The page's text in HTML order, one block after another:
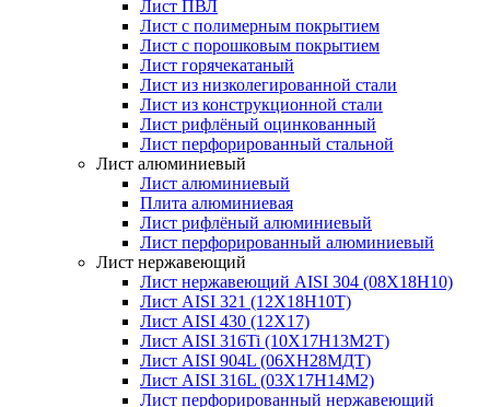
Лист ПВЛ
Лист с полимерным покрытием
Лист с порошковым покрытием
Лист горячекатаный
Лист из низколегированной стали
Лист из конструкционной стали
Лист рифлёный оцинкованный
Лист перфорированный стальной
Лист алюминиевый
Лист алюминиевый
Плита алюминиевая
Лист рифлёный алюминиевый
Лист перфорированный алюминиевый
Лист нержавеющий
Лист нержавеющий AISI 304 (08Х18Н10)
Лист AISI 321 (12Х18Н10Т)
Лист AISI 430 (12Х17)
Лист AISI 316Ti (10Х17Н13М2Т)
Лист AISI 904L (06ХН28МДТ)
Лист AISI 316L (03Х17Н14М2)
Лист перфорированный нержавеющий